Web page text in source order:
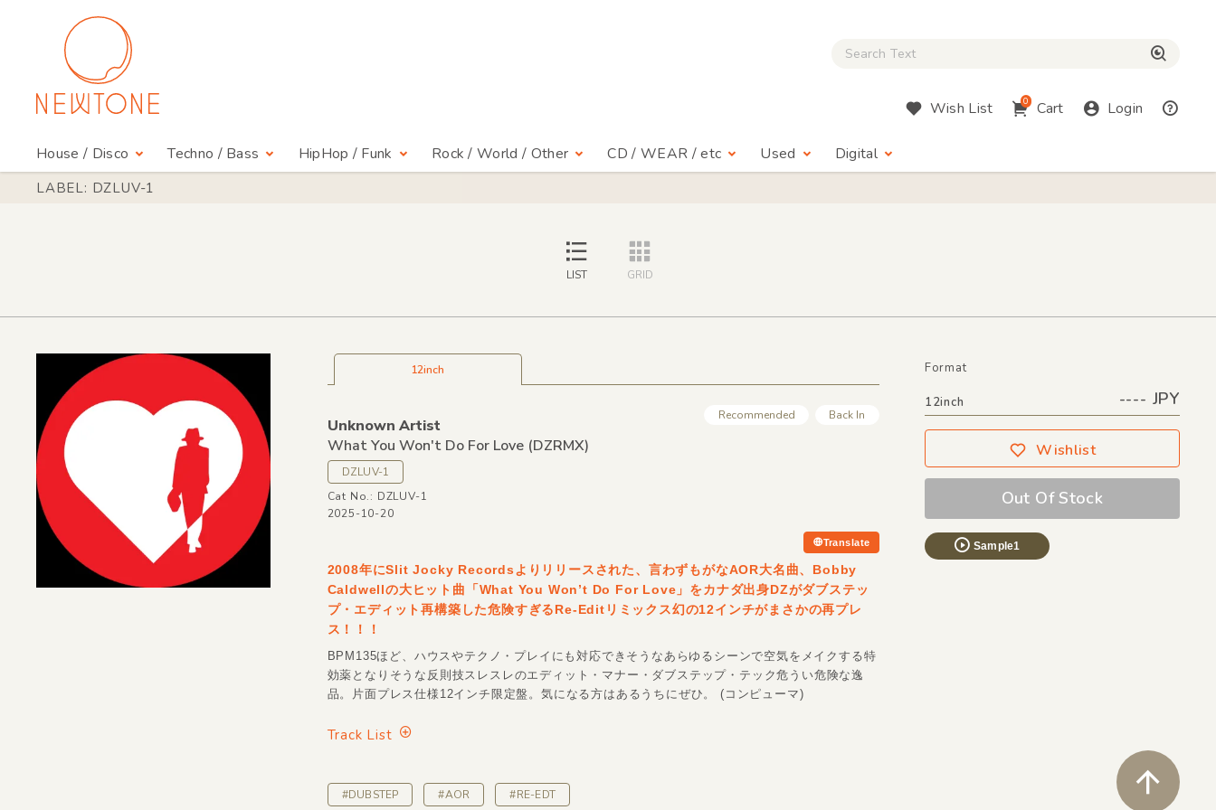
Close Search box
Wish List 0 Cart Login
House / Disco Techno / Bass HipHop / Funk Rock / World / Other CD / WEAR / etc Used Digital
LABEL: DZLUV-1
LIST GRID
12inch
Recommended Back In
Unknown Artist
What You Won't Do For Love (DZRMX)
DZLUV-1
Cat No.: DZLUV-1
2025-10-20
Translate
Format
12inch ---- JPY
Wishlist
Out Of Stock
Sample1
2008年にSlit Jocky Recordsよりリリースされた、言わずもがなAOR大名曲、Bobby
Caldwellの大ヒット曲「What You Won’t Do For Love」をカナダ出身DZがダブステッ
プ・エディット再構築した危険すぎるRe-Editリミックス幻の12インチがまさかの再プレ
ス！！！
BPM135ほど、ハウスやテクノ・プレイにも対応できそうなあらゆるシーンで空気をメイクする特
効薬となりそうな反則技スレスレのエディット・マナー・ダブステップ・テック危うい危険な逸
品。片面プレス仕様12インチ限定盤。気になる方はあるうちにぜひ。 (コンピューマ)
Track List
#DUBSTEP #AOR #RE-EDT